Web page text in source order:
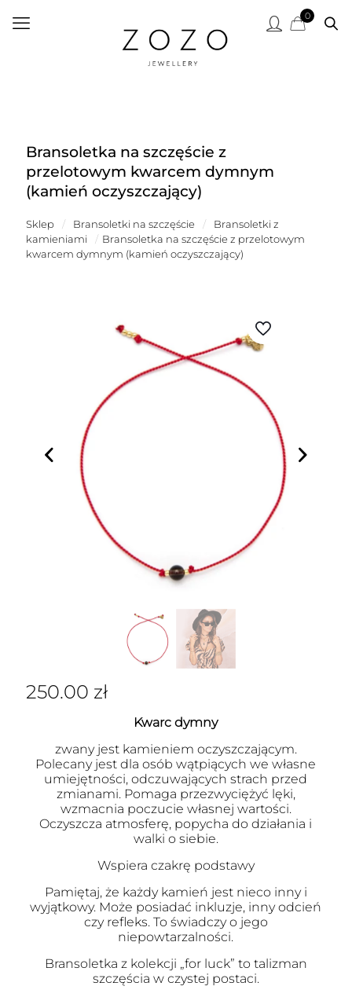
0
Bransoletka na szczęście z
przelotowym kwarcem dymnym
(kamień oczyszczający)
Sklep / Bransoletki na szczęście /
Bransoletki z
kamieniami
/ Bransoletka na szczęście z przelotowym
kwarcem dymnym (kamień oczyszczający)
250.00 zł
Kwarc dymny
zwany jest kamieniem oczyszczającym.
Polecany jest dla osób wątpiących we własne
umiejętności, odczuwających strach przed
zmianami. Pomaga przezwyciężyć lęki,
wzmacnia poczucie własnej wartości.
Oczyszcza atmosferę, popycha do działania i
walki o siebie.
Wspiera czakrę podstawy
Pamiętaj, że każdy kamień jest nieco inny i
wyjątkowy. Może posiadać inkluzje, inny odcień
czy refleks. To świadczy o jego
niepowtarzalności.
Bransoletka z kolekcji „for luck” to talizman
szczęścia w czystej postaci.